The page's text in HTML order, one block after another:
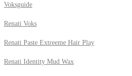
Voksguide
Renati Voks
Renati Paste Extreeme Hair Play
Renati Identity Mud Wax